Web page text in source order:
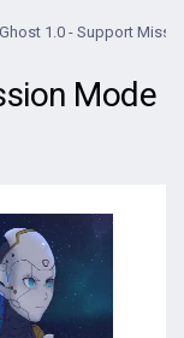
Ghost 1.0 - Support
Mode